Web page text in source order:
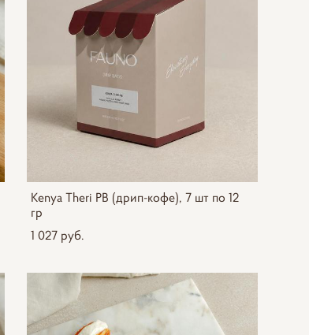
Kenya Theri PB (дрип-кофе), 7 шт по 12
гр
1 027 pуб.